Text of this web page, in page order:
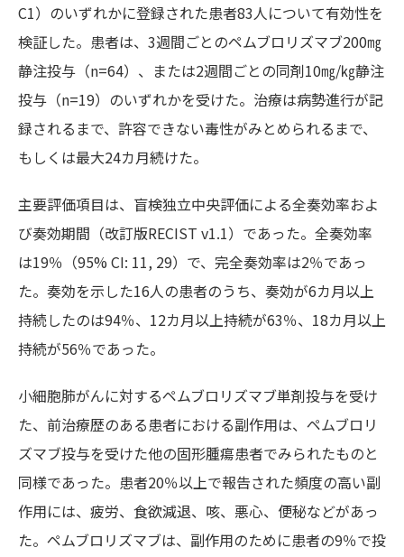
C1）のいずれかに登録された患者83人について有効性を
検証した。患者は、3週間ごとのペムブロリズマブ200㎎
静注投与（n=64）、または2週間ごとの同剤10㎎/㎏静注
投与（n=19）のいずれかを受けた。治療は病勢進行が記
録されるまで、許容できない毒性がみとめられるまで、
もしくは最大24カ月続けた。
主要評価項目は、盲検独立中央評価による全奏効率およ
び奏効期間（改訂版RECIST v1.1）であった。全奏効率
は19％（95% CI: 11, 29）で、完全奏効率は2％であっ
た。奏効を示した16人の患者のうち、奏効が6カ月以上
持続したのは94％、12カ月以上持続が63％、18カ月以上
持続が56％であった。
小細胞肺がんに対するペムブロリズマブ単剤投与を受け
た、前治療歴のある患者における副作用は、ペムブロリ
ズマブ投与を受けた他の固形腫瘍患者でみられたものと
同様であった。患者20％以上で報告された頻度の高い副
作用には、疲労、食欲減退、咳、悪心、便秘などがあっ
た。ペムブロリズマブは、副作用のために患者の9％で投